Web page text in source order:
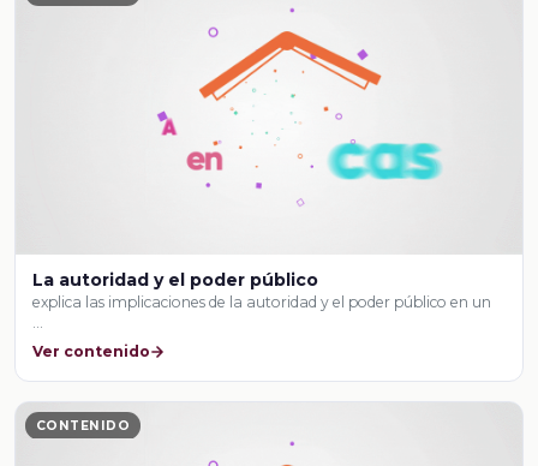
La autoridad y el poder público
explica las implicaciones de la autoridad y el poder público en un
Ver contenido
CONTENIDO